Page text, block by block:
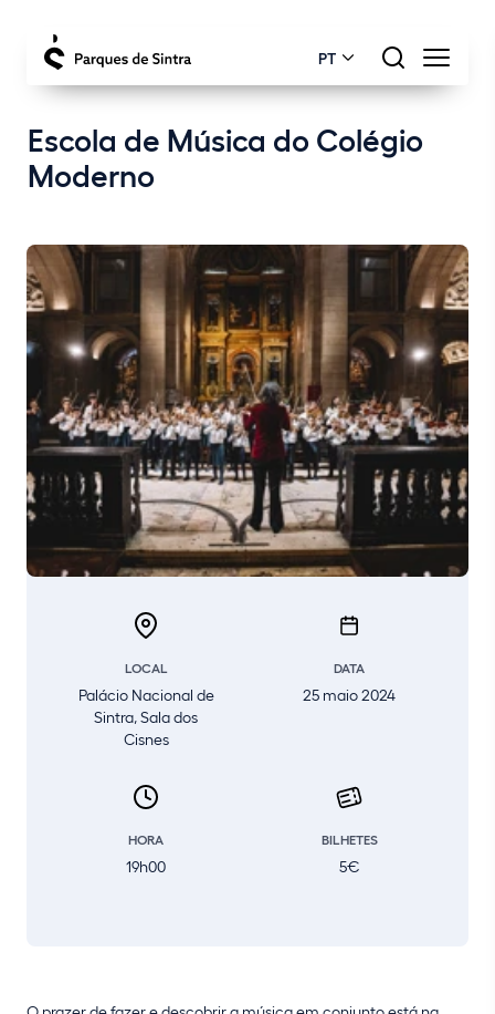
PT
Escola de Música do Colégio
Moderno
LOCAL
Palácio Nacional de
Sintra, Sala dos
Cisnes
DATA
25 maio 2024
HORA
19h00
BILHETES
5€